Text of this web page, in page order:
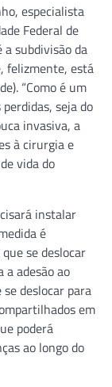
especialista
Federal de
a subdivisão da
felizmente, está
“Como é um
seja do
invasiva, a
à cirurgia e
vida do
instalar
é
se deslocar
a adesão ao
deslocar para
em
poderá
ao longo do